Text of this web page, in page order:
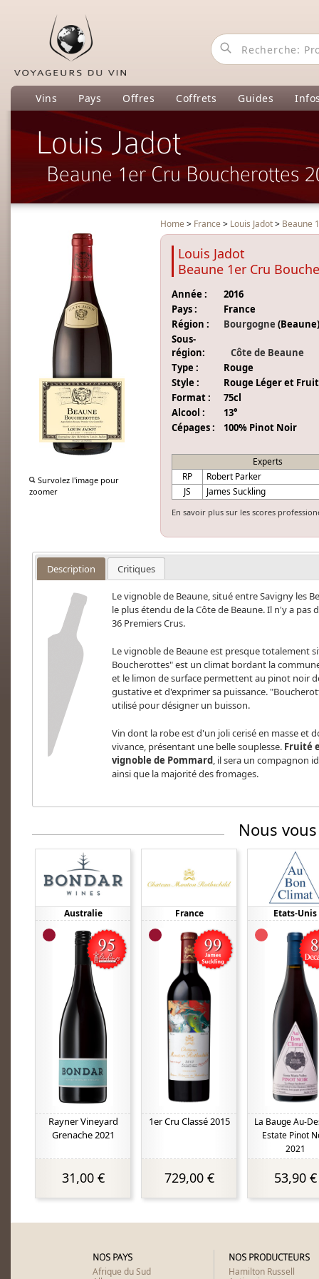
Vins Pays Offres Coffrets Guides
Louis Jadot
Beaune 1er Cru Boucherottes
Survolez l'image pour
zoomer
Home > France > Louis Jadot> Beaune
Louis Jadot
Beaune 1er Cru
Année :
2016
Pays :
France
Région :
Bourgogne (Beaune)
Sous-
région:
Côte de Beaune
Type :
Rouge
Style :
Rouge Léger et
Format :
75cl
Alcool :
13°
Cépages :
100% Pinot Noir
Experts
RP
Robert Parker
JS
James Suckling
En savoir plus sur les scores
Description Critiques
Le vignoble de Beaune, situé entre Savigny les
le plus étendu de la Côte de Beaune. Il n'y a pas
36 Premiers Crus.
Le vignoble de Beaune est presque totalement
Boucherottes" est un climat bordant la
et le limon de surface permettent au pinot noir
gustative et d'exprimer sa puissance.
utilisé pour désigner un buisson.
Vin dont la robe est d'un joli cerisé en masse et
vivance, présentant une belle souplesse. Fruité
vignoble de Pommard, il sera un compagnon
ainsi que la majorité des fromages.
Nous
Australie
Rayner Vineyard
Grenache 2021
31,00 €
France
1er Cru Classé 2015
729,00 €
Etats-Unis
La Bauge Au-
Estate Pinot
2021
53,90 €
NOS PAYS
Afrique du Sud
NOS PRODUCTEURS
Hamilton Russell